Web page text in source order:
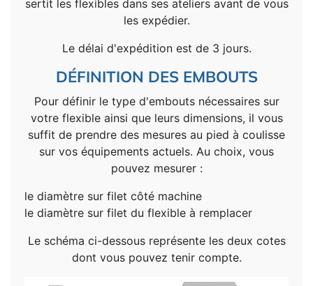
sertit les flexibles dans ses ateliers avant de vous
les expédier.
Le délai d'expédition est de 3 jours.
DÉFINITION DES EMBOUTS
Pour définir le type d'embouts nécessaires sur
votre flexible ainsi que leurs dimensions, il vous
suffit de prendre des mesures au pied à coulisse
sur vos équipements actuels. Au choix, vous
pouvez mesurer :
le diamètre sur filet côté machine
le diamètre sur filet du flexible à remplacer
Le schéma ci-dessous représente les deux cotes
dont vous pouvez tenir compte.